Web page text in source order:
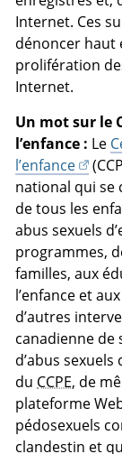
Internet. Ces
dénoncer haut
prolifération
Internet.
Un mot sur le
l’enfance : Le
l’enfance
national qui se
de tous les
abus sexuels
programmes,
familles, aux
l’enfance et
d’autres
canadienne de
d’abus
duCCPE, de
plateforme
pédosexuels
clandestin et